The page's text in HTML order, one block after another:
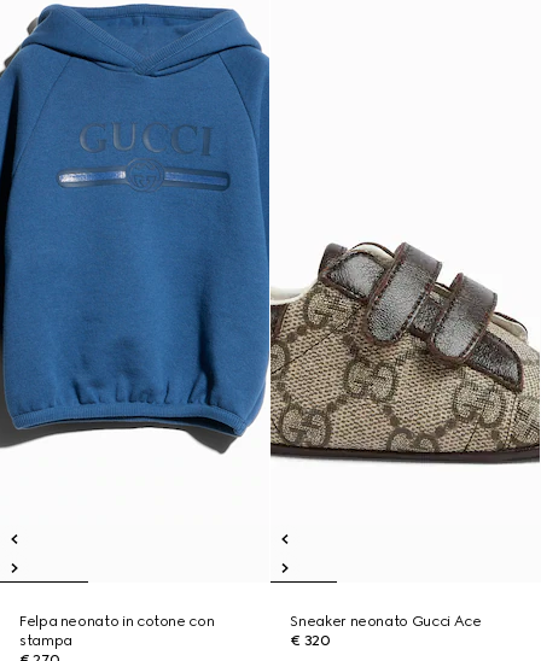
Felpa neonato in cotone con
stampa
Sneaker neonato Gucci Ace
€ 320